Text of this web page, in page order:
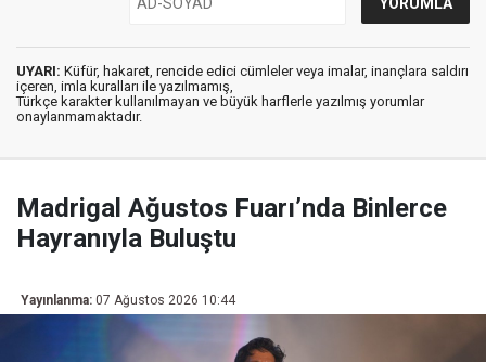
UYARI: Küfür, hakaret, rencide edici cümleler veya imalar, inançlara saldırı
içeren, imla kuralları ile yazılmamış,
Türkçe karakter kullanılmayan ve büyük harflerle yazılmış yorumlar
onaylanmamaktadır.
Madrigal Ağustos Fuarı’nda Binlerce
Hayranıyla Buluştu
Yayınlanma: 07 Ağustos 2026 10:44